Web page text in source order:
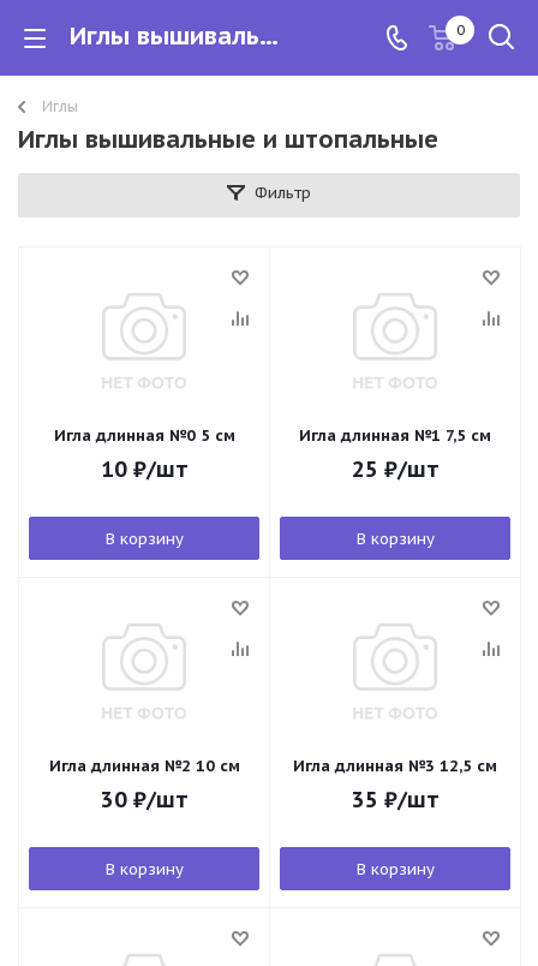
Иглы вышивальные и штопальные 0
Иглы
Иглы вышивальные и штопальные
Фильтр
Игла длинная №0 5 см
10₽/шт
В корзину
Игла длинная №1 7,5 см
25 ₽/шт
В корзину
Игла длинная №2 10 см
30₽/шт
В корзину
Игла длинная №3 12,5 см
35 ₽/шт
В корзину